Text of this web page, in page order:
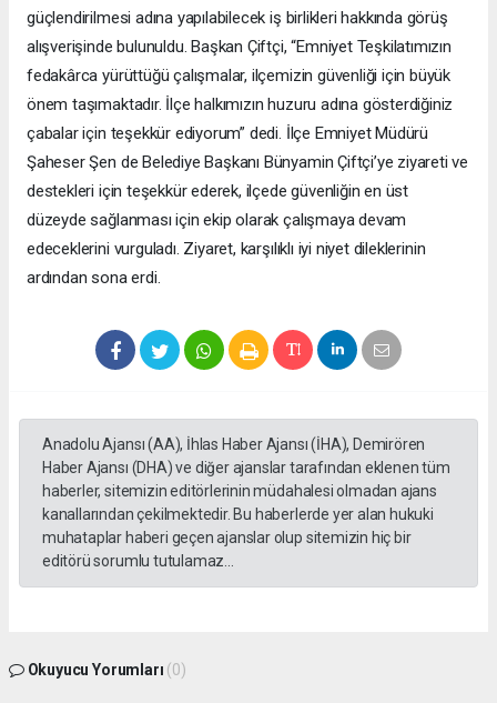
güçlendirilmesi adına yapılabilecek iş birlikleri hakkında görüş
alışverişinde bulunuldu. Başkan Çiftçi, “Emniyet Teşkilatımızın
fedakârca yürüttüğü çalışmalar, ilçemizin güvenliği için büyük
önem taşımaktadır. İlçe halkımızın huzuru adına gösterdiğiniz
çabalar için teşekkür ediyorum” dedi. İlçe Emniyet Müdürü
Şaheser Şen de Belediye Başkanı Bünyamin Çiftçi’ye ziyareti ve
destekleri için teşekkür ederek, ilçede güvenliğin en üst
düzeyde sağlanması için ekip olarak çalışmaya devam
edeceklerini vurguladı. Ziyaret, karşılıklı iyi niyet dileklerinin
ardından sona erdi.
Anadolu Ajansı (AA), İhlas Haber Ajansı (İHA), Demirören
Haber Ajansı (DHA) ve diğer ajanslar tarafından eklenen tüm
haberler, sitemizin editörlerinin müdahalesi olmadan ajans
kanallarından çekilmektedir. Bu haberlerde yer alan hukuki
muhataplar haberi geçen ajanslar olup sitemizin hiç bir
editörü sorumlu tutulamaz...
Okuyucu Yorumları (0)